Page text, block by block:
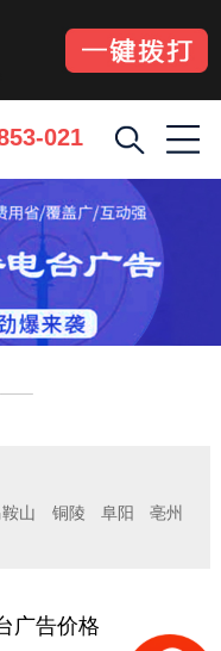
021

山 铜陵 阜阳
亳州
广告价格